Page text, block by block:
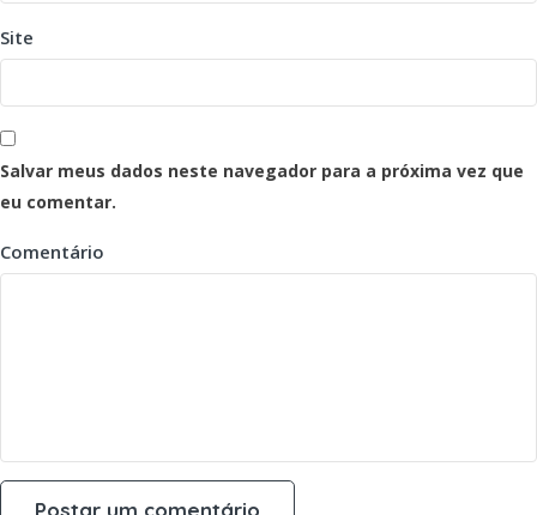
Site
Salvar meus dados neste navegador para a próxima vez que
eu comentar.
Comentário